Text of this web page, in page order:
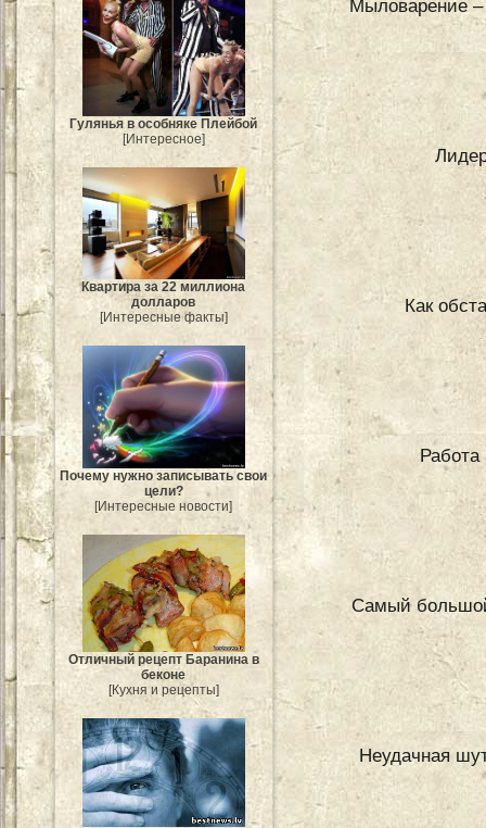
Гулянья в особняке Плейбой
[Интересное]
Квартира за 22 миллиона
долларов
[Интересные факты]
Почему нужно записывать свои
цели?
[Интересные новости]
Отличный рецепт Баранина в
беконе
[Кухня и рецепты]
Мыловарение
Как
Работа
Самый
Неудачная